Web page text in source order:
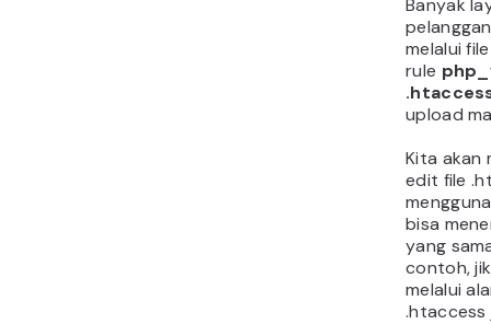
Banyak
melalui
rule
upload
Kita akan
edit file
bisa
yang
contoh,
melalui